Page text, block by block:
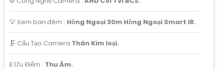
💡 Xem ban đêm : Hồng Ngoại 30m Hồng Ngoại Smart IR.
🗜️ Cấu Tạo Camera Thân Kim loại.
️₤ Ưu Điểm : Thu Âm.